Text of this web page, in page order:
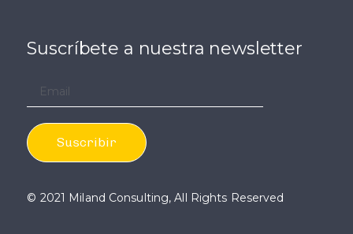
Suscríbete a nuestra newsletter
© 2021 Miland Consulting, All Rights Reserved